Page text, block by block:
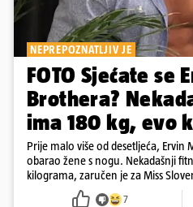
NEPREPOZNATLJIV JE
FOTO Sjećate se
Brothera?
ima 180 kg, evo
Prije malo više od desetljeća, Ervin
obarao žene s nogu. Nekadašnji
kilograma, zaručen je za Miss
7